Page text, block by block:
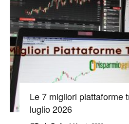
Le 7 migliori piattaforme
luglio 2026